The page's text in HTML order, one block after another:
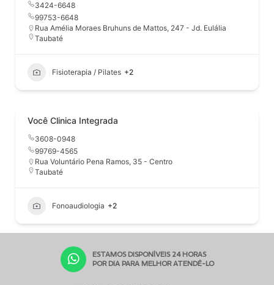
3424-6648
99753-6648
Rua Amélia Moraes Bruhuns de Mattos, 247 - Jd. Eulália
Taubaté
Fisioterapia / Pilates +2
Você Clinica Integrada
3608-0948
99769-4565
Rua Voluntário Pena Ramos, 35 - Centro
Taubaté
Fonoaudiologia +2
ESTAMOS DISPONÍVEIS 24 HORAS
POR DIA PARA MELHOR ATENDÊ-LO